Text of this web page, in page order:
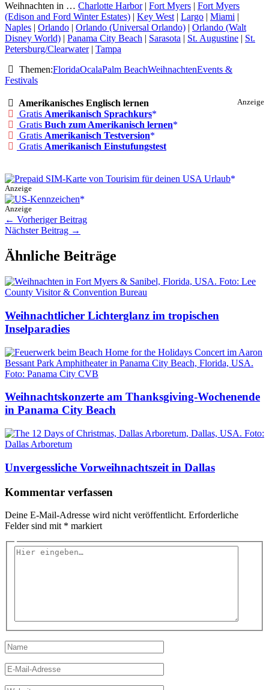
Weihnachten in … Charlotte Harbor| Fort Myers | Fort Myers
(Edison and Ford Winter Estates) | Key West| Largo | Miami |
Naples | Orlando | Orlando (Universal Orlando) | Orlando (Walt
Disney World) | Panama City Beach | Sarasota | St. Augustine | St.
Petersburg/Clearwater| Tampa
Themen:FloridaOcalaPalm BeachWeihnachtenEvents &
Festivals
Anzeige
Amerikanisches Englisch lernen
Gratis Amerikanisch Sprachkurs
Gratis Buch zum Amerikanisch lernen
Gratis Amerikanisch Testversion
Gratis Amerikanisch Einstufungstest
Anzeige
Anzeige
← Vorheriger Beitrag
Nächster Beitrag →
Ähnliche Beiträge
Weihnachtlicher Lichterglanz im tropischen
Inselparadies
Weihnachtskonzerte am Thanksgiving-Wochenende
in Panama City Beach
Unvergessliche Vorweihnachtszeit in Dallas
Kommentar verfassen
Deine E-Mail-Adresse wird nicht veröffentlicht. Erforderliche
Felder sind mit * markiert
Hier
Name
E-
Mail-